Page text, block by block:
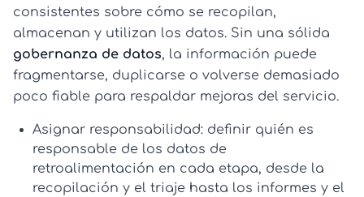
consistentes sobre cómo se recopilan,
almacenan y utilizan los datos. Sin una sólida
gobernanza de datos, la información puede
fragmentarse, duplicarse o volverse demasiado
poco fiable para respaldar mejoras del servicio.
Asignar responsabilidad: definir quién es
responsable de los datos de
retroalimentación en cada etapa, desde la
recopilación y el triaje hasta los informes y el